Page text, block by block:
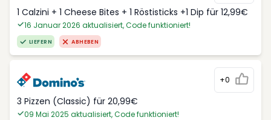
1 Calzini + 1 Cheese Bites + 1 Röstisticks +1 Dip für 12,99€
16 Januar 2026 aktualisiert, Code funktioniert!
LIEFERN ABHEBEN
+0
3 Pizzen (Classic) für 20,99€
09 Mai 2025 aktualisiert, Code funktioniert!